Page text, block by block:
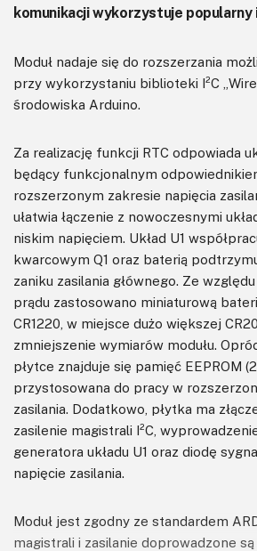
komunikacji wykorzystuje popularny
Moduł nadaje się do rozszerzania
przy wykorzystaniu biblioteki I²C
środowiska Arduino.
Za realizację funkcji RTC odpowiada
będący funkcjonalnym
rozszerzonym zakresie napięcia
ułatwia łączenie z nowoczesnymi
niskim napięciem. Układ U1
kwarcowym Q1 oraz baterią
zaniku zasilania głównego. Ze
prądu zastosowano miniaturową
CR1220, w miejsce dużo większej
zmniejszenie wymiarów modułu.
płytce znajduje się pamięć EEPROM
przystosowana do pracy w
zasilania. Dodatkowo, płytka ma
zasilenie magistrali I²C,
generatora układu U1 oraz diodę
napięcie zasilania.
Moduł jest zgodny ze standardem
magistrali i zasilanie doprowadzone